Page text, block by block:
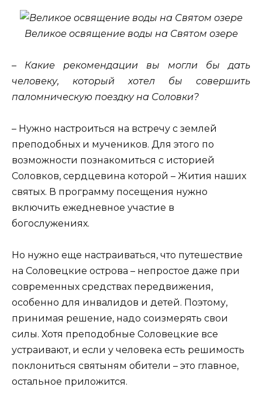
Великое освящение воды на Святом озере
– Какие рекомендации вы могли бы дать
человеку, который хотел бы совершить
паломническую поездку на Соловки?
– Нужно настроиться на встречу с землей
преподобных и мучеников. Для этого по
возможности познакомиться с историей
Соловков, сердцевина которой – Жития наших
святых. В программу посещения нужно
включить ежедневное участие в
богослужениях.
Но нужно еще настраиваться, что путешествие
на Соловецкие острова – непростое даже при
современных средствах передвижения,
особенно для инвалидов и детей. Поэтому,
принимая решение, надо соизмерять свои
силы. Хотя преподобные Соловецкие все
устраивают, и если у человека есть решимость
поклониться святыням обители – это главное,
остальное приложится.